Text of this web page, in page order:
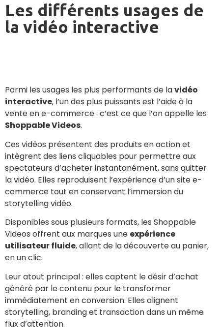
Les différents usages de
la vidéo interactive
Parmi les usages les plus performants de lavidéo
interactive, l’un des plus puissants est l’aide à la
vente en e-commerce : c’est ce que l’on appelle les
Shoppable Videos.
Ces vidéos présentent des produits en action et
intègrent des liens cliquables pour permettre aux
spectateurs d’acheter instantanément, sans quitter
la vidéo. Elles reproduisent l’expérience d’un site e-
commerce tout en conservant l’immersion du
storytelling vidéo.
Disponibles sous plusieurs formats, les Shoppable
Videos offrent aux marques une expérience
utilisateur fluide, allant de la découverte au panier,
en un clic.
Leur atout principal : elles captent le désir d’achat
généré par le contenu pour le transformer
immédiatement en conversion. Elles alignent
storytelling, branding et transaction dans un même
flux d’attention.